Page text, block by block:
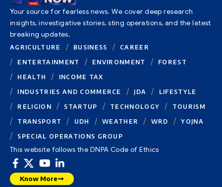
Your source for fearless news. We cover deep research
insights, investigative stories, sting operations, and the latest
breaking updates.
AGRICULTURE BUSINESS
CAREER
ENTERTAINMENT
ENVIRONMENT
FOREST
HEALTH
INCOME TAX
INDUSTRIES AND COMMERCE
JDA
LIFESTYLE
RELIGION
STARTUP TECHNOLOGY
TOURISM
TRANSPORT
UDH WEATHER WRD
YOJNA
SPECIAL OPERATIONS GROUP
This website follows the DNPA Code of Ethics
Know More